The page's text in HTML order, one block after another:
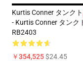
Kurtis Conner タンク
- Kurtis Conner タンク
RB2403
￥354,525$24.45